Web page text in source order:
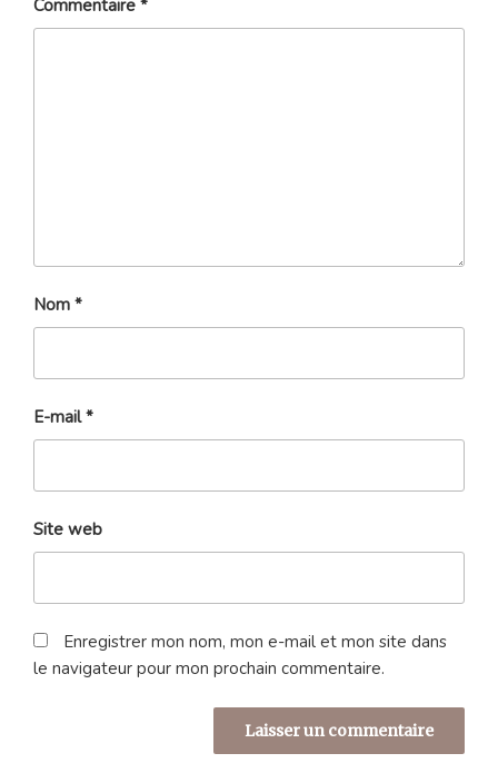
Commentaire *
Nom *
E-mail*
Site web
Enregistrer mon nom, mon e-mail et mon site dans
le navigateur pour mon prochain commentaire.